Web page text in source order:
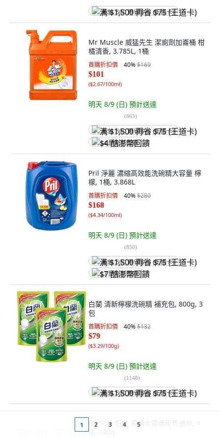
满 $1,500 再省 $75 (王道卡)
Mr Muscle 威猛先生 潔廁劑加崙桶 柑
橘清香, 3.785L, 1桶
首購折扣價 40%$169
$101
($2.67/100ml)
明天 8/9 (日) 預計送達
(863)
满 $1,500 再省 $75 (王道卡)
$4 酷澎幣回饋
Pril 淨麗 濃縮高效能洗碗精大容量 檸
檬, 1桶, 3.868L
首購折扣價 40%$280
$168
($4.34/100ml)
明天 8/9 (日) 預計送達
(850)
满 $1,500 再省 $75 (王道卡)
$7 酷澎幣回饋
白蘭 清新檸檬洗碗精 補充包, 800g, 3
包
首購折扣價 40%$132
$79
($3.29/100g)
明天 8/9 (日) 預計送達
(1148)
满 $1,500 再省 $75 (王道卡)
BOTON 包通 馬桶水管專用疏通劑, 4
瓶, 180g
1 2 3 4 5